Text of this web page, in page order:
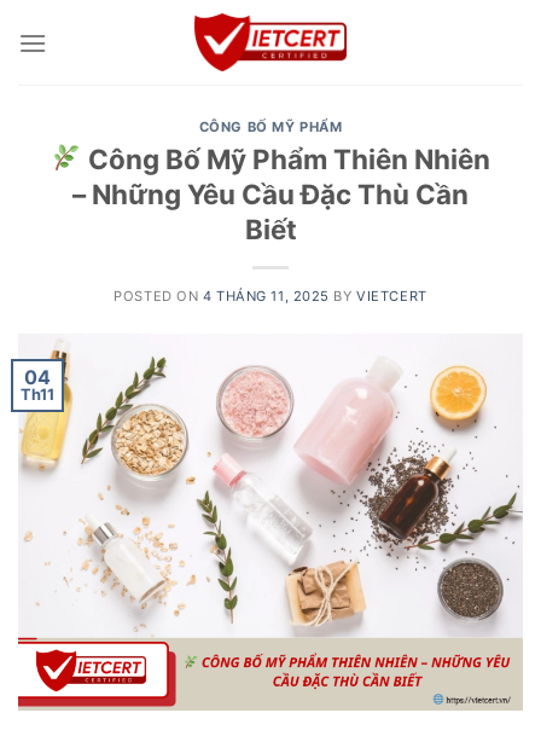
CÔNG BỐ MỸ PHẨM
Công Bố Mỹ Phẩm Thiên Nhiên
– Những Yêu Cầu Đặc Thù Cần
Biết
POSTED ON 4 THÁNG 11, 2025 BYVIETCERT
04
Th11